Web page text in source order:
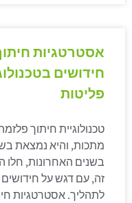
אסטרטגיות
חידושים
פליטות
טכנולוגיית חיתוך
מתכות, והיא נמצאת
בשנים האחרונות,
זה, עם דגש על
לתהליך. אסטרטגיות